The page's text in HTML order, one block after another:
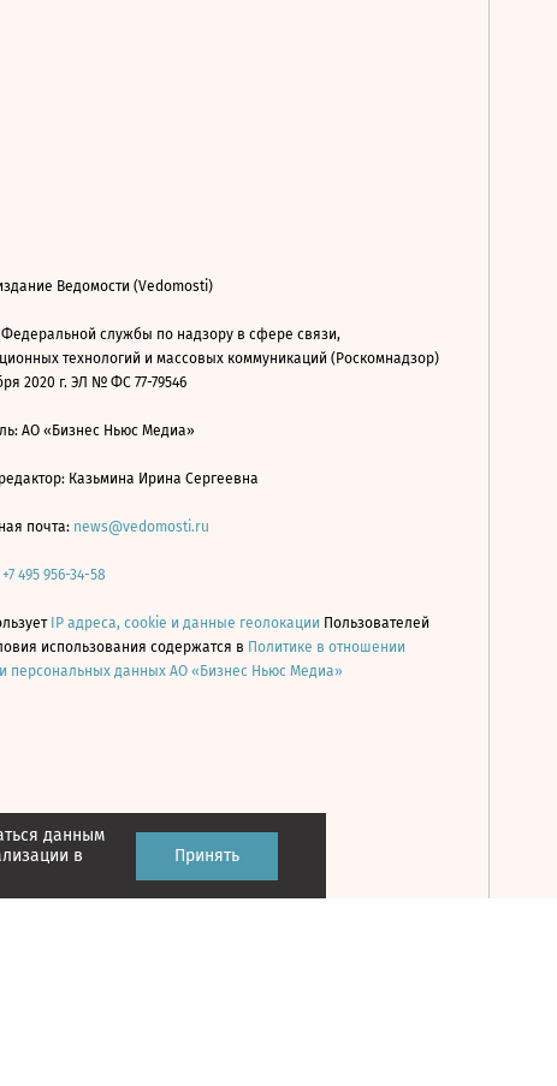
данным
в
Принять
Ведомости (Vedomosti)
службы по надзору в сфере связи,
технологий и массовых коммуникаций (Роскомнадзор)
2020 г. ЭЛ № ФС 77-79546
АО «Бизнес Ньюс Медиа»
Казьмина Ирина Сергеевна
почта: news@vedomosti.ru
+7 495 956-34-58
IP адреса, cookie и данные геолокации Пользователей
использования содержатся в Политике в отношении
персональных данных АО «Бизнес Ньюс Медиа»